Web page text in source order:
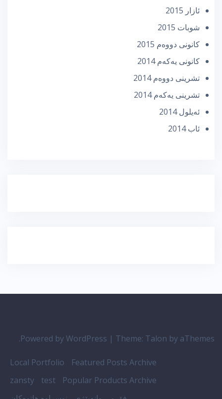
ئازار 2015
شوبات 2015
كانونی دووه‌م 2015
كانونی یه‌كه‌م 2014
تشرینی دووه‌م 2014
تشرینی یه‌كه‌م 2014
ئه‌یلول 2014
ئاب 2014
Powered by WordPress | Theme: Talon by aThemes.
Featured Posts Archive
Local Portfolio
Popular Products Archive
test
zansty